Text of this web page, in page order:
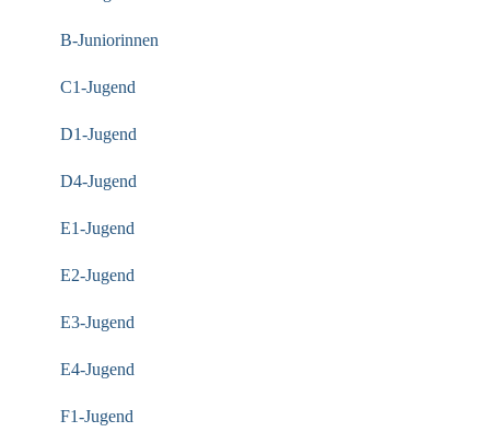
B-Juniorinnen
C1-Jugend
D1-Jugend
D4-Jugend
E1-Jugend
E2-Jugend
E3-Jugend
E4-Jugend
F1-Jugend